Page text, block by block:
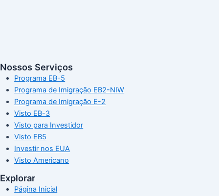
Nossos Serviços
Programa EB-5
Programa de Imigração EB2-NIW
Programa de Imigração E-2
Visto EB-3
Visto para Investidor
Visto EB5
Investir nos EUA
Visto Americano
Explorar
Página Inicial